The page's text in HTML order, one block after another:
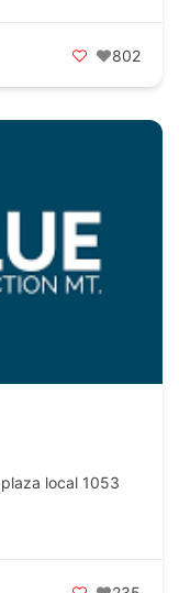
802
local 1053